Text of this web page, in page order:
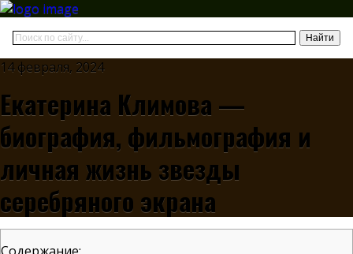
14 февраля, 2024
Екатерина Климова —
биография, фильмография и
личная жизнь звезды
серебряного экрана